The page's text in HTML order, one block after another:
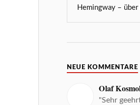
NEUE KOMMENTARE
Olaf
"Sehr